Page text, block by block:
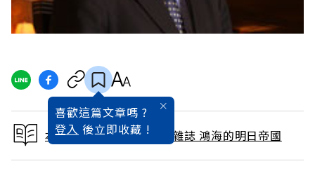
喜歡這篇文章嗎 ?
登入 後立即收藏 !
本文出自 2011 / 12月號雜誌 鴻海的明日帝國